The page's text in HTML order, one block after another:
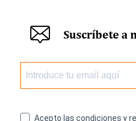
Suscríbete a
Acepto las condiciones y